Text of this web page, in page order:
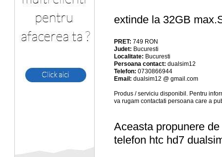
extinde la 32GB
PRET: 749 RON
Judet: Bucuresti
Localitate: Bucuresti
Persoana contact: dualsim12
Telefon: 0730866944
Email: dualsim12 @ gmail.com
Produs / serviciu disponibil . Pentru
va rugam contactati persoana care a
Aceasta propunere
telefon htc hd7